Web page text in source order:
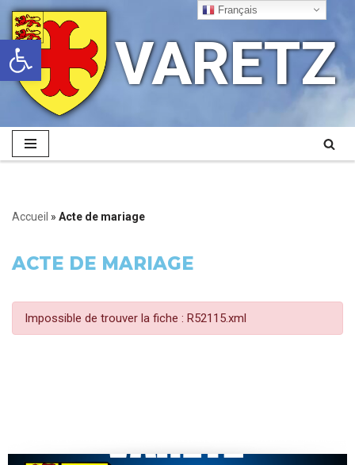
Ouvrir la barre d’outils
Aller
au
contenu
VARETZ
Accueil » Acte de mariage
ACTE DE MARIAGE
Impossible de trouver la fiche : R52115.xml
Français